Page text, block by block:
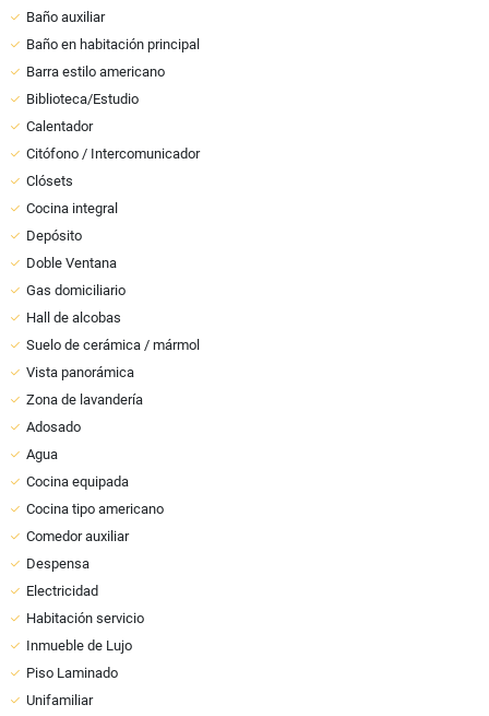
Baño auxiliar
Baño en habitación principal
Barra estilo americano
Biblioteca/Estudio
Calentador
Citófono / Intercomunicador
Clósets
Cocina integral
Depósito
Doble Ventana
Gas domiciliario
Hall de alcobas
Suelo de cerámica / mármol
Vista panorámica
Zona de lavandería
Adosado
Agua
Cocina equipada
Cocina tipo americano
Comedor auxiliar
Despensa
Electricidad
Habitación servicio
Inmueble de Lujo
Piso Laminado
Unifamiliar